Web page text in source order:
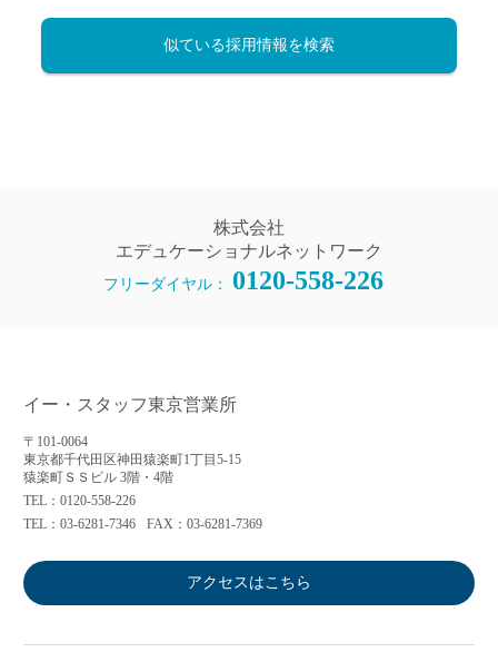
似ている採用情報を検索
株式会社
エデュケーショナルネットワーク
フリーダイヤル： 0120-558-226
イー・スタッフ東京営業所
〒101-0064
東京都千代田区神田猿楽町1丁目5-15
猿楽町ＳＳビル 3階・4階
TEL：0120-558-226
TEL：03-6281-7346
FAX：03-6281-7369
アクセスはこちら